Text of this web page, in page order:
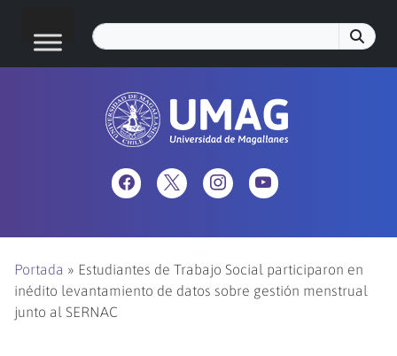
Portada » Estudiantes de Trabajo Social participaron en
inédito levantamiento de datos sobre gestión menstrual
junto al SERNAC